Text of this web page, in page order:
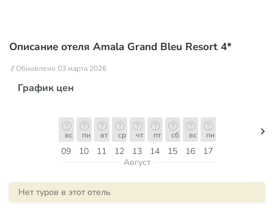
Описание отеля Amala Grand Bleu Resort 4*
// Обновлено 03 марта 2026
График цен
09
вс
10
пн
11
вт
12
ср
13
чт
14
пт
15
сб
16
вс
17
пн
Август
Нет туров в этот отель